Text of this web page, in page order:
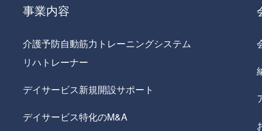
事業内容
介護予防自動筋力トレーニングシステム
リハトレーナー
デイサービス新規開設サポート
デイサービス特化のM&A